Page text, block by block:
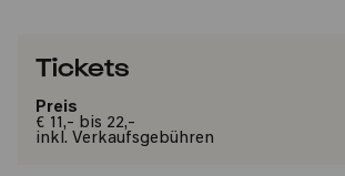
Tickets
Preis
€ 11,- bis 22,-
inkl. Verkaufsgebühren